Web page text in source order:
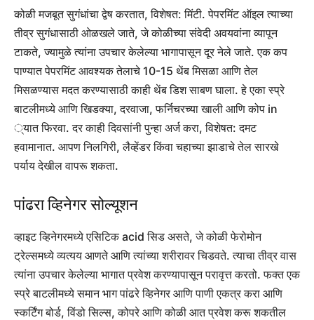
कोळी मजबूत सुगंधांचा द्वेष करतात, विशेषत: मिंटी. पेपरमिंट ऑइल त्याच्या
तीव्र सुगंधासाठी ओळखले जाते, जे कोळीच्या संवेदी अवयवांना व्यापून
टाकते, ज्यामुळे त्यांना उपचार केलेल्या भागापासून दूर नेले जाते. एक कप
पाण्यात पेपरमिंट आवश्यक तेलाचे 10-15 थेंब मिसळा आणि तेल
मिसळण्यास मदत करण्यासाठी काही थेंब डिश साबण घाला.हे एका स्प्रे
बाटलीमध्ये आणि खिडक्या, दरवाजा, फर्निचरच्या खाली आणि कोप in
्यात फिरवा. दर काही दिवसांनी पुन्हा अर्ज करा, विशेषत: दमट
हवामानात. आपण निलगिरी, लैव्हेंडर किंवा चहाच्या झाडाचे तेल सारखे
पर्याय देखील वापरू शकता.
पांढरा व्हिनेगर सोल्यूशन
व्हाइट व्हिनेगरमध्ये एसिटिक acid सिड असते, जे कोळी फेरोमोन
ट्रेल्समध्ये व्यत्यय आणते आणि त्यांच्या शरीरावर चिडवते. त्याचा तीव्र वास
त्यांना उपचार केलेल्या भागात प्रवेश करण्यापासून परावृत्त करतो. फक्त एक
स्प्रे बाटलीमध्ये समान भाग पांढरे व्हिनेगर आणि पाणी एकत्र करा आणि
स्कर्टिंग बोर्ड, विंडो सिल्स, कोपरे आणि कोळी आत प्रवेश करू शकतील